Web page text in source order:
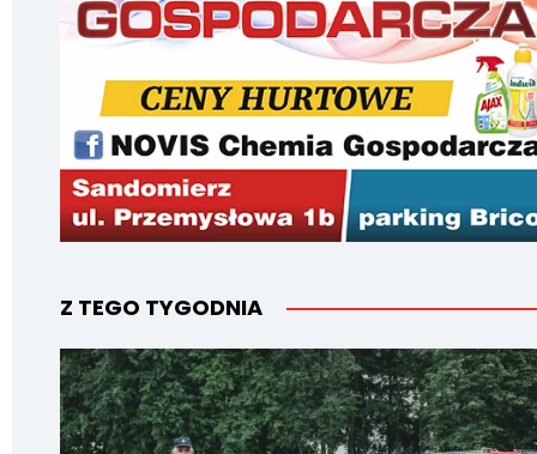
Z TEGO TYGODNIA